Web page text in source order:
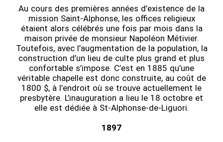
Au cours des premières années d’existence de la
mission Saint-Alphonse, les offices religieux
étaient alors célébrés une fois par mois dans la
maison privée de monsieur Napoléon Métivier.
Toutefois, avec l’augmentation de la population, la
construction d’un lieu de culte plus grand et plus
confortable s’impose. C’est en 1885 qu’une
véritable chapelle est donc construite, au coût de
1800 $, à l’endroit où se trouve actuellement le
presbytère. L’inauguration a lieu le 18 octobre et
elle est dédiée à St-Alphonse-de-Liguori.
1897